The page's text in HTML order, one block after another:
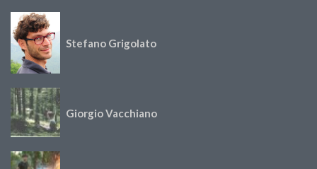
Stefano Grigolato
Giorgio Vacchiano